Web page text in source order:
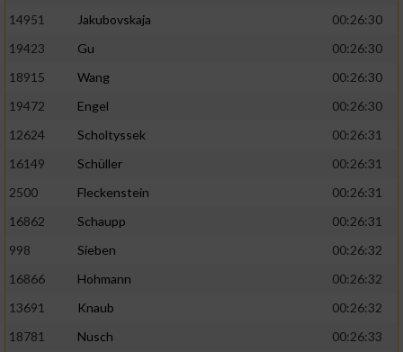
14951
Jakubovskaja
00:26:30
19423
Gu
00:26:30
18915
Wang
00:26:30
19472
Engel
00:26:30
12624
Scholtyssek
00:26:31
16149
Schüller
00:26:31
2500
Fleckenstein
00:26:31
16862
Schaupp
00:26:31
998
Sieben
00:26:32
16866
Hohmann
00:26:32
13691
Knaub
00:26:32
18781
Nusch 00:26:33